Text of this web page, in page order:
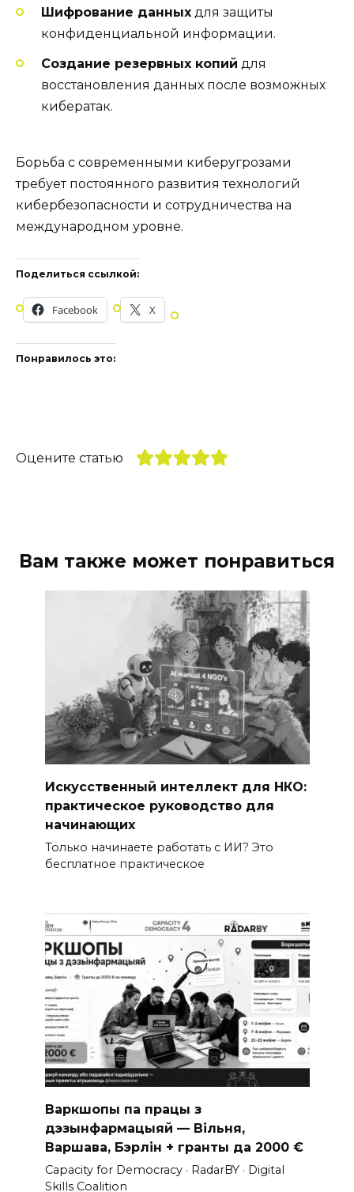
Шифрование данных для защиты
конфиденциальной информации.
Создание резервных копий для
восстановления данных после возможных
кибератак.
Борьба с современными киберугрозами
требует постоянного развития технологий
кибербезопасности и сотрудничества на
международном уровне.
Поделиться ссылкой:
Facebook X
Понравилось это:
Оцените статью
Вам также может понравиться
Искусственный интеллект для НКО:
практическое руководство для
начинающих
Только начинаете работать с ИИ? Это
бесплатное практическое
Варкшопы па працы з
дэзынфармацыяй — Вільня,
Варшава, Бэрлін + гранты да 2000 €
Capacity for Democracy · RadarBY · Digital
Skills Coalition